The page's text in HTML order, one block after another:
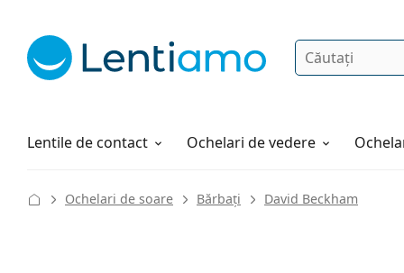
Căutare
Lentile de contact
Soluții Ochelari de vedere
Cum comandați
Ochelari de soare Bărbați David Beckham